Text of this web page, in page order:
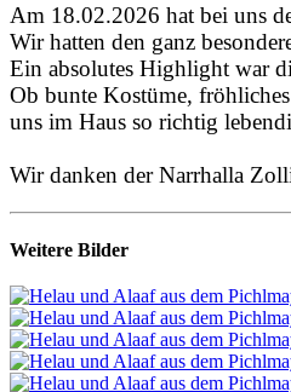
Am 18.02.2026 hat bei uns
Wir hatten den ganz
Ein absolutes Highlight war
Ob bunte Kostüme,
uns im Haus so richtig
Wir danken der Narrhalla
Weitere Bilder